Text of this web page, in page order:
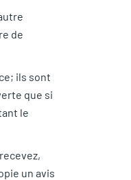
de
ils sont
que si
le
un avis